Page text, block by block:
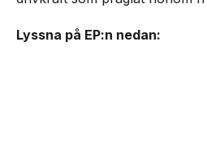
Lyssna på EP:n nedan: